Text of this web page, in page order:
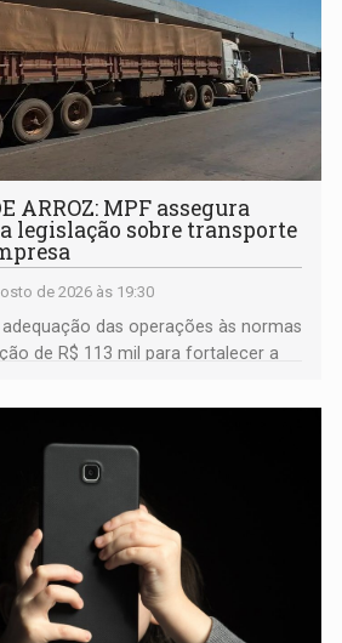
ARROZ: MPF assegura
legislação sobre transporte
de 2026 às 19:30
das operações às normas
de R$ 113 mil para fortalecer a